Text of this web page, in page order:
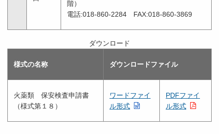
階）
電話:018-860-2284 FAX:018-860-3869
様式の名称 ダウンロードファイル
ダウンロード
火薬類 保安検査申請書
（様式第１８）
ワードファイ
ル形式
PDFファイ
ル形式